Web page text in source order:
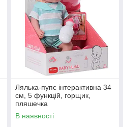
Лялька-пупс інтерактивна 34
см, 5 функцій, горщик,
пляшечка
В наявності